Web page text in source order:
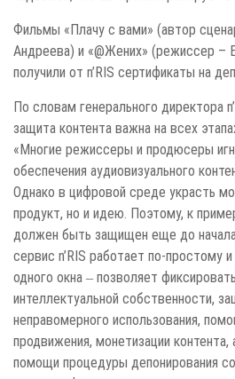
Фильмы «Плачу с вами» (автор
Андреева) и «@Жених» (режиссер –
получили от n’RIS сертификаты на
По словам генерального директора
защита контента важна на всех
«Многие режиссеры и продюсеры
обеспечения аудиовизуального
Однако в цифровой среде украсть
продукт, но и идею. Поэтому, к
должен быть защищен еще до
сервис n’RIS работает по-простому
одного окна ‒ позволяет
интеллектуальной собственности,
неправомерного использования,
продвижения, монетизации
помощи процедуры депонирования